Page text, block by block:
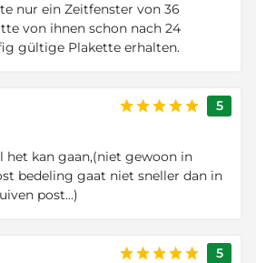
nur ein Zeitfenster von 36
von ihnen schon nach 24
gültige Plakette erhalten.
5
het kan gaan,(niet gewoon in
bedeling gaat niet sneller dan in
post...)
5